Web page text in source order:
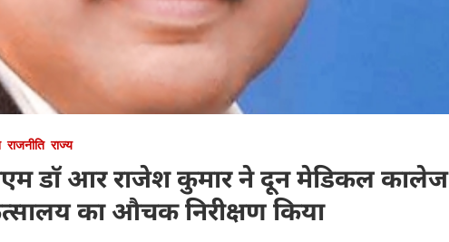
राजनीति राज्य
डाॅ आर राजेश कुमार ने दून मेडिकल कालेज
का औचक निरीक्षण किया